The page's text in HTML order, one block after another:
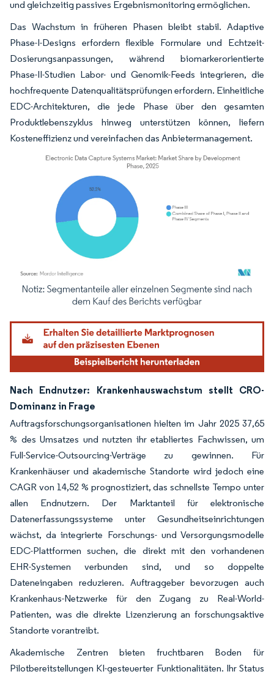
und gleichzeitig passives Ergebnismonitoring ermöglichen.
Das Wachstum in früheren Phasen bleibt stabil. Adaptive
Phase-I-Designs erfordern flexible Formulare und Echtzeit-
Dosierungsanpassungen, während biomarkerorientierte
Phase-II-Studien Labor- und Genomik-Feeds integrieren, die
hochfrequente Datenqualitätsprüfungen erfordern. Einheitliche
EDC-Architekturen, die jede Phase über den gesamten
Produktlebenszyklus hinweg unterstützen können, liefern
Kosteneffizienz und vereinfachen das Anbietermanagement.
Bild © Mordor Intelligence. Wiederverwendung erfordert Namensnennung
Nach Endnutzer: Krankenhauswachstum stellt CRO-
Dominanz in Frage
Auftragsforschungsorganisationen hielten im Jahr 2025 37,65
% des Umsatzes und nutzten ihr etabliertes Fachwissen, um
Full-Service-Outsourcing-Verträge zu gewinnen. Für
Krankenhäuser und akademische Standorte wird jedoch eine
CAGR von 14,52 % prognostiziert, das schnellste Tempo unter
allen Endnutzern. Der Marktanteil für elektronische
Datenerfassungssysteme unter Gesundheitseinrichtungen
wächst, da integrierte Forschungs- und Versorgungsmodelle
EDC-Plattformen suchen, die direkt mit den vorhandenen
EHR-Systemen verbunden sind, und so doppelte
Dateneingaben reduzieren. Auftraggeber bevorzugen auch
Krankenhaus-Netzwerke für den Zugang zu Real-World-
Patienten, was die direkte Lizenzierung an forschungsaktive
Standorte vorantreibt.
Akademische Zentren bieten fruchtbaren Boden für
Pilotbereitstellungen KI-gesteuerter Funktionalitäten. Ihr Status